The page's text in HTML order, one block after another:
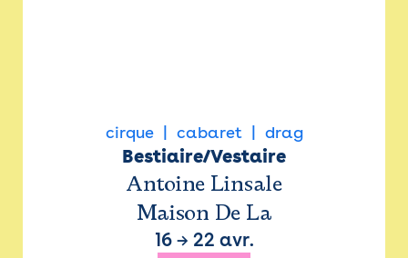
cirque cabaret drag
Bestiaire/Vestaire
Antoine Linsale
Maison De La
16→ 22 avr.